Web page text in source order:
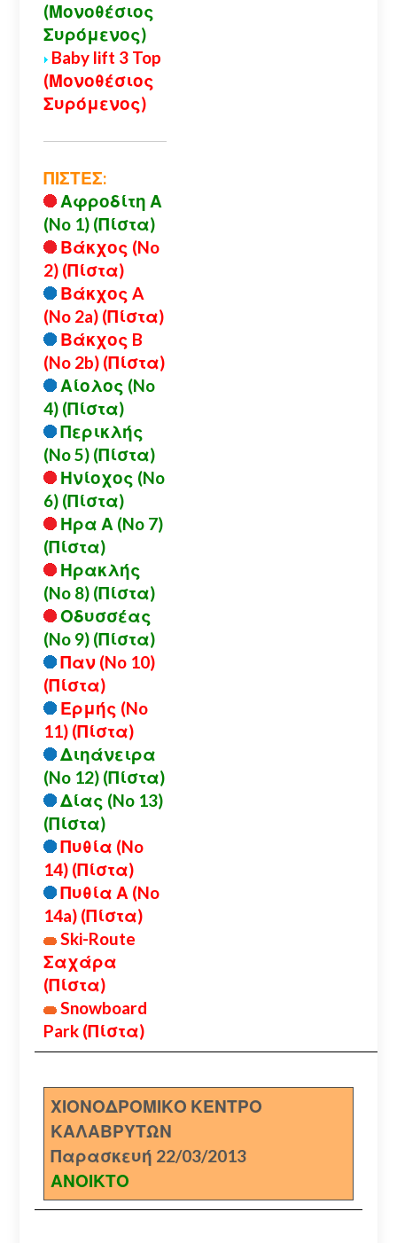
(Μονοθέσιος
Συρόμενος)
Baby lift 3 Top
(Μονοθέσιος
Συρόμενος)
ΠΙΣΤΕΣ:
Αφροδίτη Α
(No 1) (Πίστα)
Βάκχος (No
2) (Πίστα)
Βάκχος A
(No 2a) (Πίστα)
Βάκχος B
(No 2b) (Πίστα)
Αίολος (No
4) (Πίστα)
Περικλής
(No 5) (Πίστα)
Ηνίοχος (No
6) (Πίστα)
Ηρα Α (No 7)
(Πίστα)
Ηρακλής
(No 8) (Πίστα)
Οδυσσέας
(No 9) (Πίστα)
Παν (No 10)
(Πίστα)
Ερμής (No
11) (Πίστα)
Διηάνειρα
(No 12) (Πίστα)
Δίας (No 13)
(Πίστα)
Πυθία (No
14) (Πίστα)
Πυθία Α (No
14a) (Πίστα)
Ski-Route
Σαχάρα
(Πίστα)
Snowboard
Park (Πίστα)
ΧΙΟΝΟΔΡΟΜΙΚΟ ΚΕΝΤΡΟ
ΚΑΛΑΒΡΥΤΩΝ
Παρασκευή 22/03/2013
ΑΝΟΙΚΤΟ